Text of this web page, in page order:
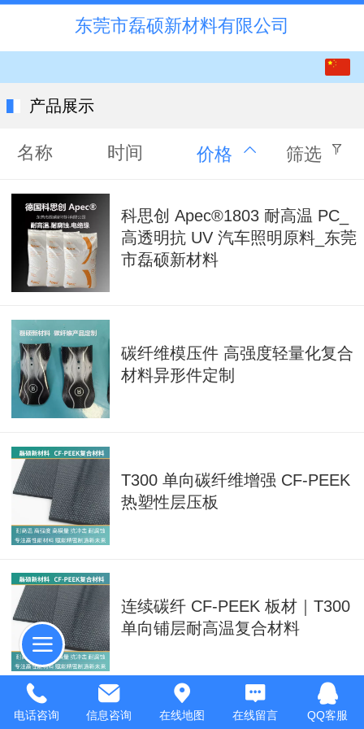
东莞市磊硕新材料有限公司
产品展示
名称 时间 价格 筛选
科思创 Apec®1803 耐高温 PC_
高透明抗 UV 汽车照明原料_东莞
市磊硕新材料
碳纤维模压件 高强度轻量化复合
材料异形件定制
T300 单向碳纤维增强 CF-PEEK
热塑性层压板
连续碳纤 CF-PEEK 板材｜T300
单向铺层耐高温复合材料
电话咨询 信息咨询 在线地图 在线留言 QQ客服